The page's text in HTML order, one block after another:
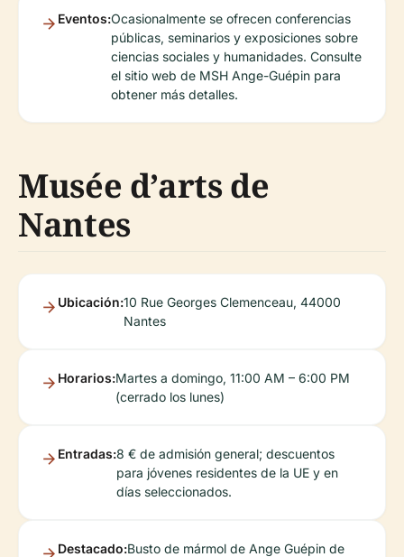
Eventos:Ocasionalmente se ofrecen conferencias
públicas, seminarios y exposiciones sobre
ciencias sociales y humanidades. Consulte
el sitio web de MSH Ange-Guépin para
obtener más detalles.
Musée d’arts de
Nantes
Ubicación:10 Rue Georges Clemenceau, 44000
Nantes
Horarios:Martes a domingo, 11:00 AM – 6:00 PM
(cerrado los lunes)
Entradas:8 € de admisión general; descuentos
para jóvenes residentes de la UE y en
días seleccionados.
Destacado:Busto de mármol de Ange Guépin de